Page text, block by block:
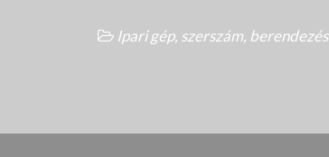
Ipari gép, szerszám, berendezés